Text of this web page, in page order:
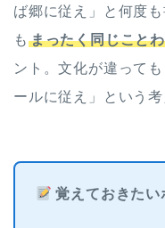
ば郷に従え」と何度
も まったく同じこと
ント。文化が違って
ールに従え」という
覚えておきたい